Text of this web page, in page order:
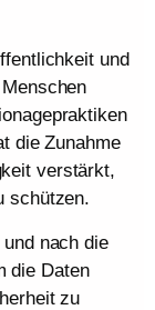
und
die Zunahme
verstärkt,
schützen.
nach die
die Daten
zu